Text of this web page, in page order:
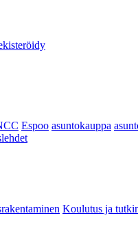
Espoo asuntokauppa
Koulutus ja